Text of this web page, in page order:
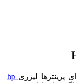
پرینترها لیزری